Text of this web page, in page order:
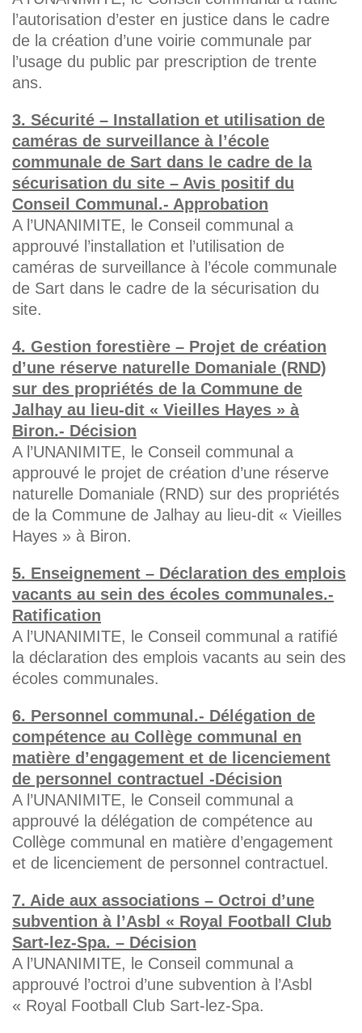
l’autorisation d’ester en justice dans le cadre
de la création d’une voirie communale par
l’usage du public par prescription de trente
ans.
3. Sécurité – Installation et utilisation de
caméras de surveillance à l’école
communale de Sart dans le cadre de la
sécurisation du site – Avis positif du
Conseil Communal.- Approbation
A l’UNANIMITE, le Conseil communal a
approuvé l’installation et l’utilisation de
caméras de surveillance à l’école communale
de Sart dans le cadre de la sécurisation du
site.
4. Gestion forestière – Projet de création
d’une réserve naturelle Domaniale (RND)
sur des propriétés de la Commune de
Jalhay au lieu-dit « Vieilles Hayes » à
Biron.- Décision
A l’UNANIMITE, le Conseil communal a
approuvé le projet de création d’une réserve
naturelle Domaniale (RND) sur des propriétés
de la Commune de Jalhay au lieu-dit « Vieilles
Hayes » à Biron.
5. Enseignement – Déclaration des emplois
vacants au sein des écoles communales.-
Ratification
A l’UNANIMITE, le Conseil communal a ratifié
la déclaration des emplois vacants au sein des
écoles communales.
6. Personnel communal.- Délégation de
compétence au Collège communal en
matière d’engagement et de licenciement
de personnel contractuel -Décision
A l’UNANIMITE, le Conseil communal a
approuvé la délégation de compétence au
Collège communal en matière d’engagement
et de licenciement de personnel contractuel.
7. Aide aux associations – Octroi d’une
subvention à l’Asbl « Royal Football Club
Sart-lez-Spa. – Décision
A l’UNANIMITE, le Conseil communal a
approuvé l’octroi d’une subvention à l’Asbl
« Royal Football Club Sart-lez-Spa.